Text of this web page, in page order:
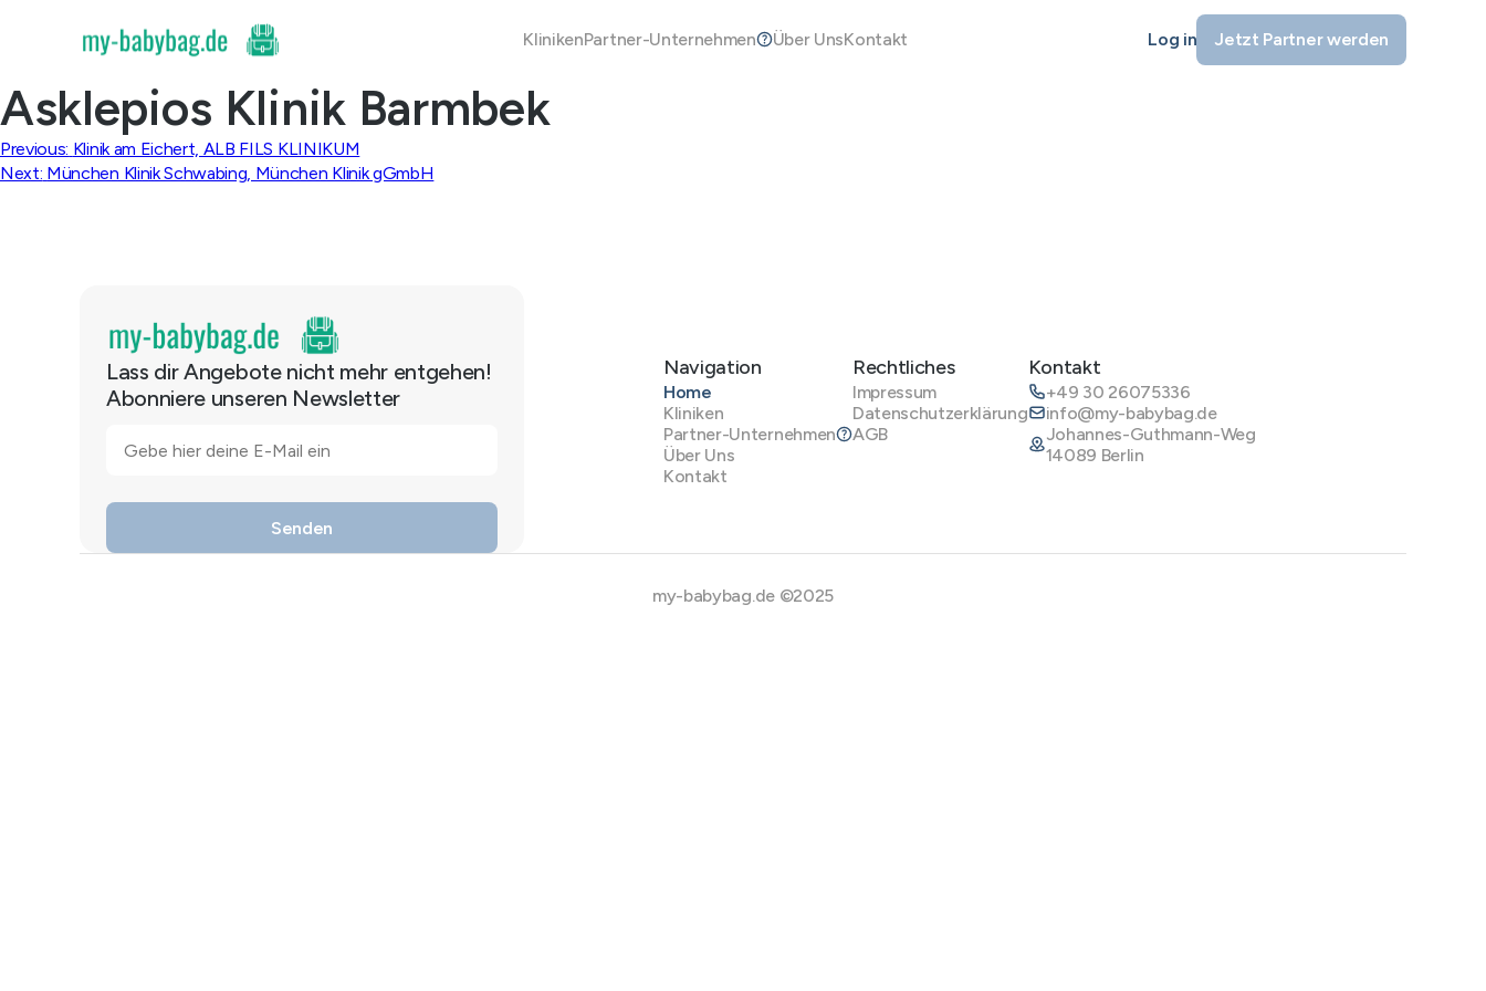
KlinikenPartner-Unternehmen Über UnsKontakt Log in Jetzt Partner werden
Asklepios Klinik Barmbek
Beitragsnavigation
Previous: Klinik am Eichert, ALB FILS KLINIKUM
Next: München Klinik Schwabing, München Klinik gGmbH
Lass dir Angebote nicht mehr entgehen!
Abonniere unseren Newsletter
Navigation
Home
Kliniken
Partner-Unternehmen
Über Uns
Kontakt
Rechtliches
Impressum
Datenschutzerklärung
AGB
Kontakt
+49 30 26075336
info@my-babybag.de
Johannes-Guthmann-Weg
14089 Berlin
my-babybag.de ©2025